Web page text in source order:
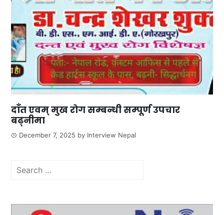
दाँत एवम् मुख रोग सम्बन्धी सम्पूर्ण उपचार
बढ्नीमा
December 7, 2025 by Interview Nepal
Search